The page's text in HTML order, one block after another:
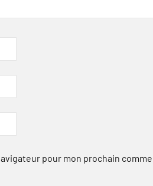
pour mon prochain